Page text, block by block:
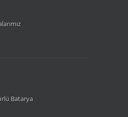
Batarya